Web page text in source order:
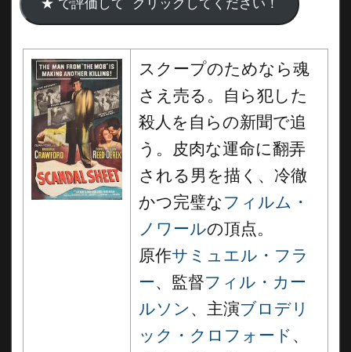
スクープのためなら魂
さえ売る。自ら犯した
殺人を自らの新聞で追
う。皮肉な運命に翻弄
される男を描く、冷徹
かつ完璧なフィルム・
ノワールの頂点。
原作サミュエル・フラ
ー、監督フィル・カー
ルソン 、主演ブロデリ
ック・クロフォード 、